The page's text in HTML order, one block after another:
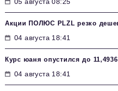
Акции ПОЛЮС PLZL резко
04 августа 18:41
Курс юаня опустился до 11,4936
04 августа 18:41